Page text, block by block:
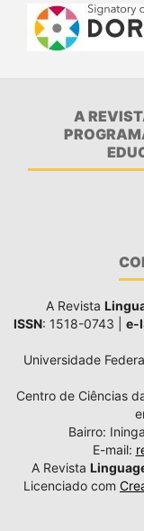
A
A Revista
ISSN: 1518-0743 | e-
Universidade
Centro de Ciências
Bairro:
E-mail:
A Revista
Licenciado com